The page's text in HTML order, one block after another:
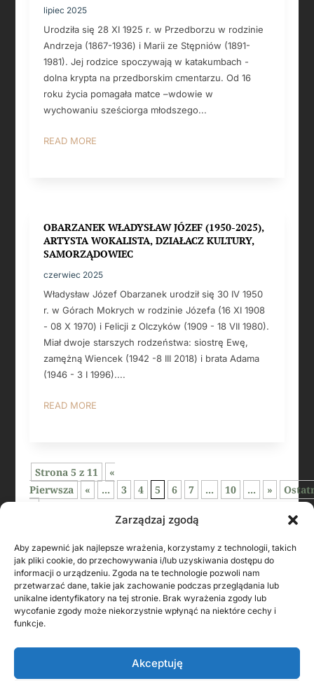
Zarządzaj zgodą
Aby zapewnić jak najlepsze wrażenia, korzystamy z technologii, takich
jak pliki cookie, do przechowywania i/lub uzyskiwania dostępu do
informacji o urządzeniu. Zgoda na te technologie pozwoli nam
przetwarzać dane, takie jak zachowanie podczas przeglądania lub
unikalne identyfikatory na tej stronie. Brak wyrażenia zgody lub
wycofanie zgody może niekorzystnie wpłynąć na niektóre cechy i
funkcje.
Akceptuję
lipiec 2025
Urodziła się 28 XI 1925 r. w Przedborzu w rodzinie
Andrzeja (1867-1936) i Marii ze Stępniów (1891-
1981). Jej rodzice spoczywają w katakumbach -
dolna krypta na przedborskim cmentarzu. Od 16
roku życia pomagała matce –wdowie w
wychowaniu sześciorga młodszego...
READ MORE
OBARZANEK WŁADYSŁAW JÓZEF (1950-2025),
ARTYSTA WOKALISTA, DZIAŁACZ KULTURY,
SAMORZĄDOWIEC
czerwiec 2025
Władysław Józef Obarzanek urodził się 30 IV 1950
r. w Górach Mokrych w rodzinie Józefa (16 XI 1908
- 08 X 1970) i Felicji z Olczyków (1909 - 18 VII 1980).
Miał dwoje starszych rodzeństwa: siostrę Ewę,
zamężną Wiencek (1942 -8 III 2018) i brata Adama
(1946 - 3 I 1996)....
READ MORE
Strona 5 z 11
«
Pierwsza
« ... 3 4 5 6 7 ... 10 ... »